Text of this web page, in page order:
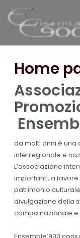
Home
da molti anni è
interregionale e
L’associazione
importanti, a favore
patrimonio
divulgazione della
campo nazionale e